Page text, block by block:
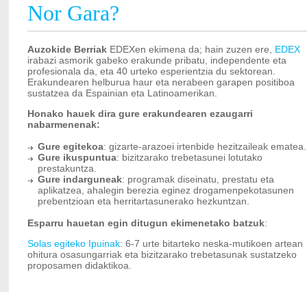
Nor Gara?
Auzokide Berriak EDEXen ekimena da; hain zuzen ere, EDEX
irabazi asmorik gabeko erakunde pribatu, independente eta
profesionala da, eta 40 urteko esperientzia du sektorean.
Erakundearen helburua haur eta nerabeen garapen positiboa
sustatzea da Espainian eta Latinoamerikan.
Honako hauek dira gure erakundearen ezaugarri
nabarmenenak:
Gure egitekoa: gizarte-arazoei irtenbide hezitzaileak ematea.
Gure ikuspuntua: bizitzarako trebetasunei lotutako
prestakuntza.
Gure indarguneak: programak diseinatu, prestatu eta
aplikatzea, ahalegin berezia eginez drogamenpekotasunen
prebentzioan eta herritartasunerako hezkuntzan.
Esparru hauetan egin ditugun ekimenetako batzuk:
Solas egiteko Ipuinak: 6-7 urte bitarteko neska-mutikoen artean
ohitura osasungarriak eta bizitzarako trebetasunak sustatzeko
proposamen didaktikoa.